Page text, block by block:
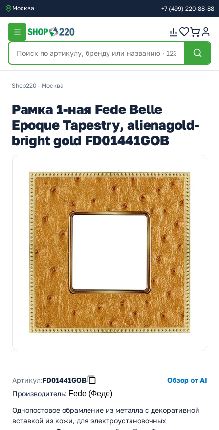
Москва +7 (499) 220-88-88
Shop220 - Москва
Рамка 1-ная Fede Belle
Epoque Tapestry, alienagold-
bright gold FD01441GOB
Артикул:FD01441GOB
Обзор от AI
Производитель: Fede (Феде)
Однопостовое обрамление из металла с декоративной
вставкой из кожи, для электроустановочных